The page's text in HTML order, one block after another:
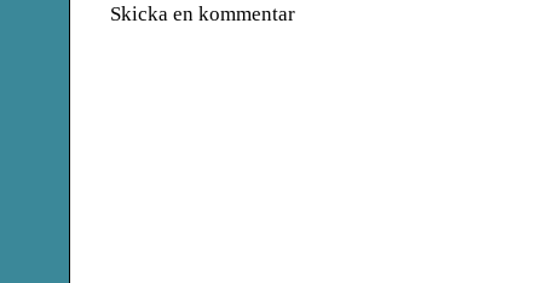
Skicka en kommentar